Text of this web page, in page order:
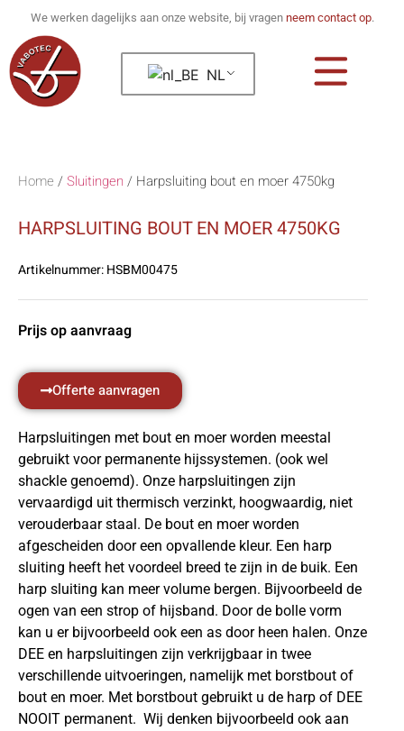
We werken dagelijks aan onze website, bij vragen neem contact op.
NL
Home /Sluitingen / Harpsluiting bout en moer 4750kg
HARPSLUITING BOUT EN MOER 4750KG
Artikelnummer:HSBM00475
Prijs op aanvraag
Offerte aanvragen
Harpsluitingen met bout en moer worden meestal
gebruikt voor permanente hijssystemen. (ook wel
shackle genoemd). Onze harpsluitingen zijn
vervaardigd uit thermisch verzinkt, hoogwaardig, niet
verouderbaar staal. De bout en moer worden
afgescheiden door een opvallende kleur. Een harp
sluiting heeft het voordeel breed te zijn in de buik. Een
harp sluiting kan meer volume bergen. Bijvoorbeeld de
ogen van een strop of hijsband. Door de bolle vorm
kan u er bijvoorbeeld ook een as door heen halen. Onze
DEE en harpsluitingen zijn verkrijgbaar in twee
verschillende uitvoeringen, namelijk met borstbout of
bout en moer. Met borstbout gebruikt u de harp of DEE
NOOIT permanent. Wij denken bijvoorbeeld ook aan